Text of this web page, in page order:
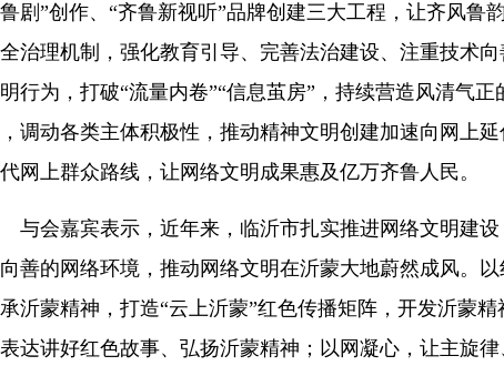
剧”创作、“齐鲁新视听”品牌创建三大工程，让齐风鲁
治理机制，强化教育引导、完善法治建设、注重技术
行为，打破“流量内卷”“信息茧房”，持续营造风清气
调动各类主体积极性，推动精神文明创建加速向网上
网上群众路线，让网络文明成果惠及亿万齐鲁人民。
会嘉宾表示，近年来，临沂市扎实推进网络文明建设
善的网络环境，推动网络文明在沂蒙大地蔚然成风。以
沂蒙精神，打造“云上沂蒙”红色传播矩阵，开发沂蒙
达讲好红色故事、弘扬沂蒙精神；以网凝心，让主旋